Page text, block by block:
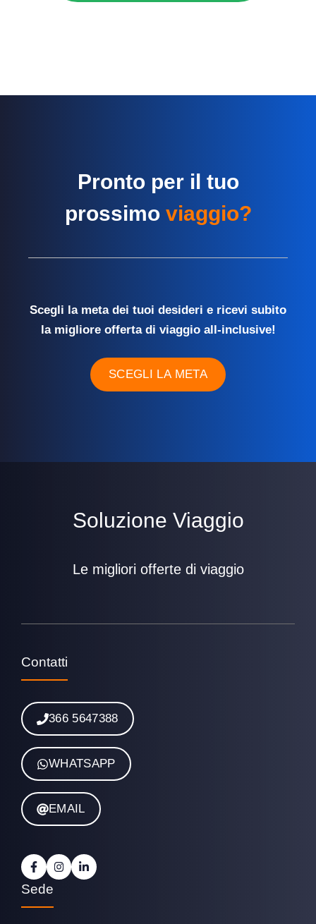
Pronto per il tuo
prossimo viaggio?
Scegli la meta dei tuoi desideri e ricevi subito
la migliore offerta di viaggio all-inclusive!
SCEGLI LA META
Soluzione Viaggio
Le migliori offerte di viaggio
Contatti
366 5647388
WHATSAPP
EMAIL
Sede